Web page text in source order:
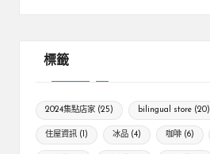
標籤
2024集點店家 (25) bilingual store(20)
住屋資訊 (1) 冰品(4) 咖啡(6)